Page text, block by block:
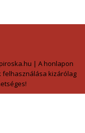
| A honlapon
felhasználása kizárólag